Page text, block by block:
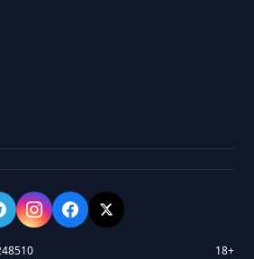
18+